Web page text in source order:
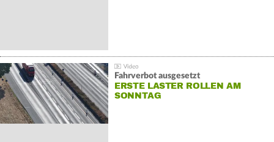
Fahrverbot ausgesetzt
ERSTE LASTER ROLLEN AM
SONNTAG